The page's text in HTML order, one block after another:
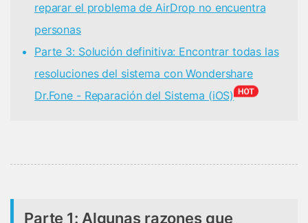
reparar el problema de AirDrop no encuentra
personas
Parte 3: Solución definitiva: Encontrar todas las
resoluciones del sistema con Wondershare
Dr.Fone - Reparación del Sistema (iOS)
Parte 1: Algunas razones que